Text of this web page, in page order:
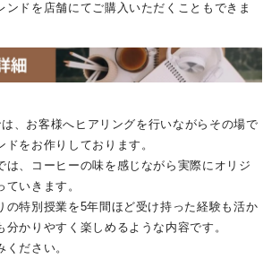
ンドを店舗にてご購入いただくこともできま
、 お客様へヒアリングを行いながらその場で
ドを お作りしております。
、
コーヒーの味を感じながら実際にオリジ
ていき ます。
の特別授業を5年間ほど受け持った経験も活か
分かりやすく楽しめるような内容です。
ださい。